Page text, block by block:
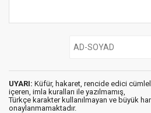
UYARI: Küfür, hakaret, rencide edici
içeren, imla kuralları ile yazılmamış,
Türkçe karakter kullanılmayan ve büyük
onaylanmamaktadır.